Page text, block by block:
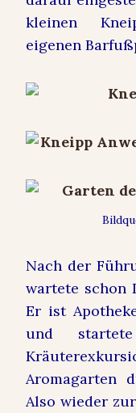
kleinen
eigenen
Nach der
wartete schon
Er ist
und
Aromagarten
Also wieder